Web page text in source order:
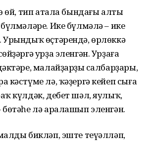
өй, тип атала бындағы алты
Ике бүлмәлә – ике
өҫтәрендә, өрлөккә
урҙа эленгән. Урҙаға
малайҙарҙың салбарҙары,
кәстүме лә, ҡәҙергә кейеп сыға
күлдәк, дебет шәл, яулыҡ,
лә аралашып эленгән.
бикләп, эште теүәлләп,